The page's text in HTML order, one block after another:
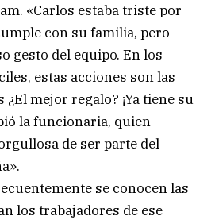
«Carlos estaba triste por
con su familia, pero
gesto del equipo. En los
estas acciones son las
mejor regalo? ¡Ya tiene su
la funcionaria, quien
de ser parte del
se conocen las
los trabajadores de ese